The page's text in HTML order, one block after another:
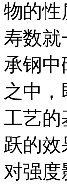
物的性
寿数就
承钢中
之中
工艺的
跃的效
对强